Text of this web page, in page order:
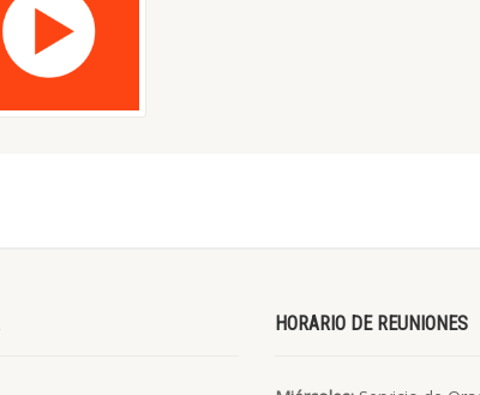
HORARIO DE REUNIONES